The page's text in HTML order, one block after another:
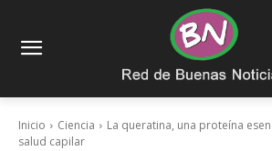
Inicio Ciencia
La queratina, una proteína
salud capilar